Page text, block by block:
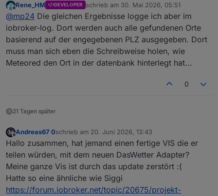
Try it out drücken
Api-Key einkopieren
PLZ eingeben
und Execute drücken
Viel Erfolg
Offline
Rene_HM DEVELOPER schrieb am 30. Mai 2026, 05:51
zuletzt editiert von
@mp24 Die gleichen Ergebnisse logge ich aber im
iobroker-log. Dort werden auch alle gefundenen Orte
basierend auf der engegebenen PLZ ausgegeben. Dort
muss man sich eben die Schreibweise holen, wie
Meteored den Ort in der datenbank hinterlegt hat...
0
21 Tagen später
Offline
Andreas67 0schrieb am 20. Juni 2026, 13:43
zuletzt editiert von
Hallo zusammen, hat jemand einen fertige VIS die er
teilen würden, mit dem neuen DasWetter Adapter?
Meine ganze Vis ist durch das update zerstört :(
Hatte so eine ähnliche wie Siggi
https://forum.iobroker.net/topic/20675/projekt-